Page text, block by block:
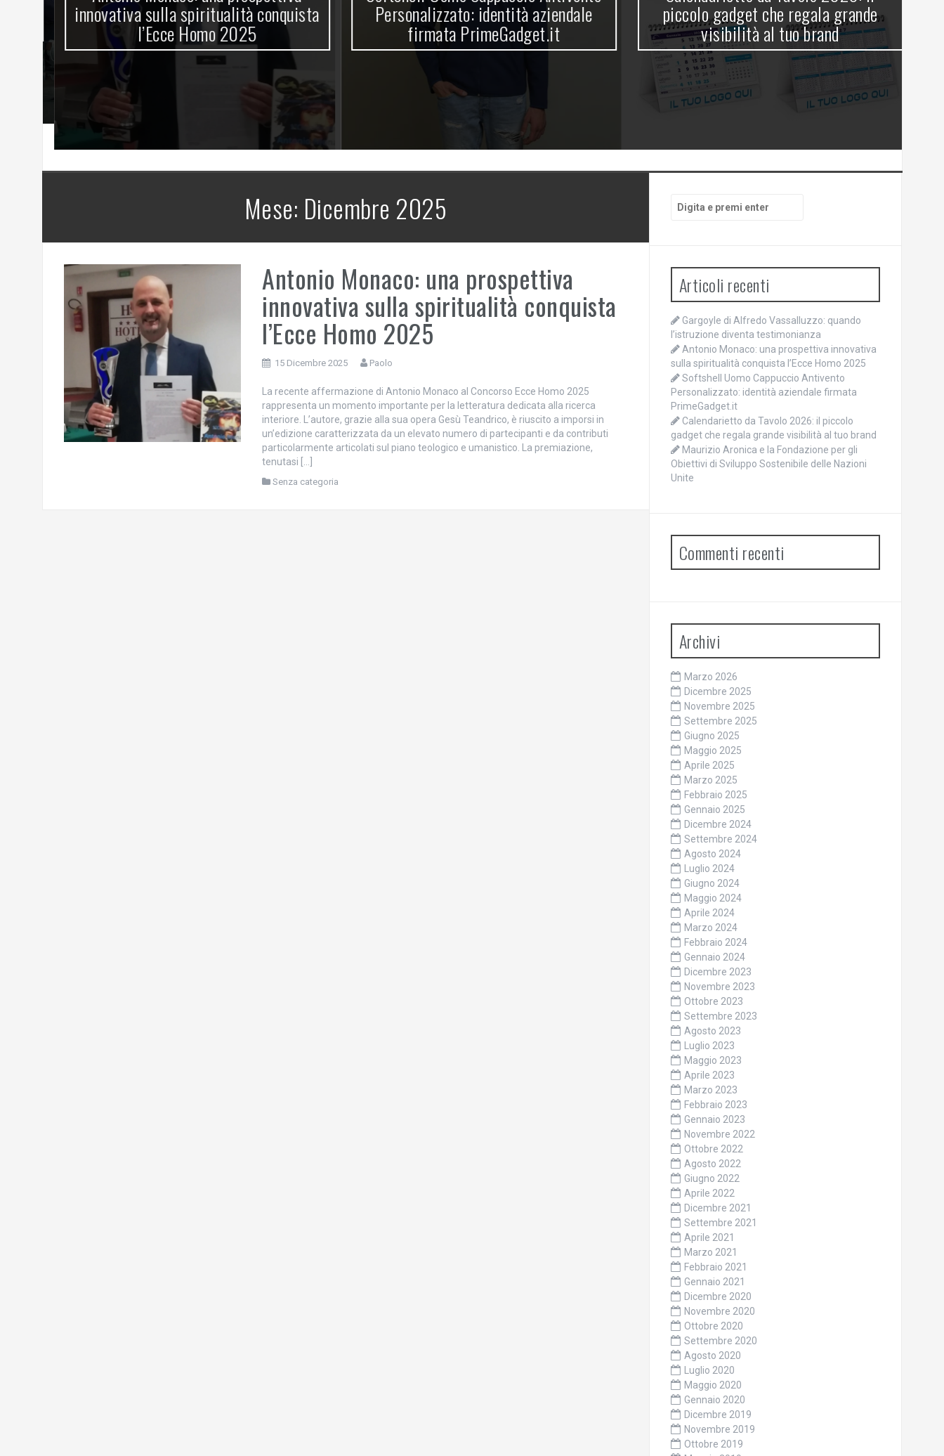
innovativa sulla spiritualità conquista
l’Ecce Homo 2025
Personalizzato: identità aziendale
firmata PrimeGadget.it
piccolo gadget che regala grande
visibilità al tuo brand
Mese: Dicembre 2025
Antonio Monaco: una prospettiva
innovativa sulla spiritualità conquista
l’Ecce Homo 2025
15 Dicembre 2025 Paolo
La recente affermazione di Antonio Monaco al Concorso Ecce Homo 2025
rappresenta un momento importante per la letteratura dedicata alla ricerca
interiore. L’autore, grazie alla sua opera Gesù Teandrico, è riuscito a imporsi in
un’edizione caratterizzata da un elevato numero di partecipanti e da contributi
particolarmente articolati sul piano teologico e umanistico. La premiazione,
tenutasi […]
Senza categoria
Articoli recenti
Gargoyle di Alfredo Vassalluzzo: quando
l’istruzione diventa testimonianza
Antonio Monaco: una prospettiva innovativa
sulla spiritualità conquista l’Ecce Homo 2025
Softshell Uomo Cappuccio Antivento
Personalizzato: identità aziendale firmata
PrimeGadget.it
Calendarietto da Tavolo 2026: il piccolo
gadget che regala grande visibilità al tuo brand
Maurizio Aronica e la Fondazione per gli
Obiettivi di Sviluppo Sostenibile delle Nazioni
Unite
Commenti recenti
Archivi
Marzo 2026
Dicembre 2025
Novembre 2025
Settembre 2025
Giugno 2025
Maggio 2025
Aprile 2025
Marzo 2025
Febbraio 2025
Gennaio 2025
Dicembre 2024
Settembre 2024
Agosto 2024
Luglio 2024
Giugno 2024
Maggio 2024
Aprile 2024
Marzo 2024
Febbraio 2024
Gennaio 2024
Dicembre 2023
Novembre 2023
Ottobre 2023
Settembre 2023
Agosto 2023
Luglio 2023
Maggio 2023
Aprile 2023
Marzo 2023
Febbraio 2023
Gennaio 2023
Novembre 2022
Ottobre 2022
Agosto 2022
Giugno 2022
Aprile 2022
Dicembre 2021
Settembre 2021
Aprile 2021
Marzo 2021
Febbraio 2021
Gennaio 2021
Dicembre 2020
Novembre 2020
Ottobre 2020
Settembre 2020
Agosto 2020
Luglio 2020
Maggio 2020
Gennaio 2020
Dicembre 2019
Novembre 2019
Ottobre 2019